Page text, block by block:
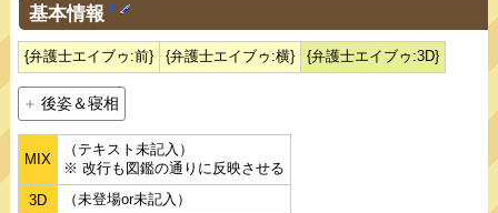
基本情報 †
{弁護士エイブゥ:前} {弁護士エイブゥ:横} {弁護士エイブゥ:3D}
後姿＆寝相
MIX
（テキスト未記入）
※ 改行も図鑑の通りに反映させる
3D
（未登場or未記入）